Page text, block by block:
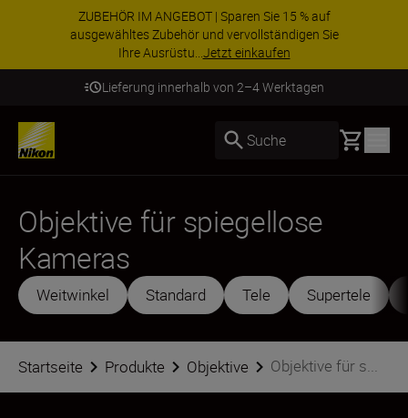
ZUBEHÖR IM ANGEBOT | Sparen Sie 15 % auf
ausgewähltes Zubehör und vervollständigen Sie
Ihre Ausrüstu...Jetzt einkaufen
Lieferung innerhalb von 2–4 Werktagen
Suche Basket
Objektive für spiegellose
Kameras
Weitwinkel Standard Tele Supertele
Startseite Produkte Objektive Objektive für s...